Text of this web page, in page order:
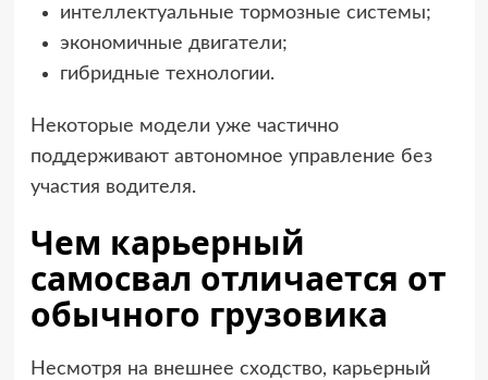
интеллектуальные тормозные системы;
экономичные двигатели;
гибридные технологии.
Некоторые модели уже частично
поддерживают автономное управление без
участия водителя.
Чем карьерный
самосвал отличается от
обычного грузовика
Несмотря на внешнее сходство, карьерный